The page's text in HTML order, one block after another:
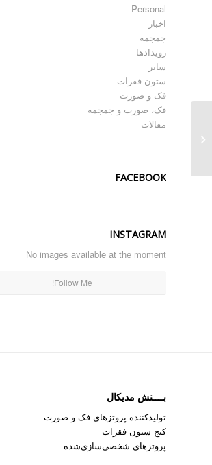
Personal
اخبار
جمجمه
رویدادها
سایر
ستون فقرات
فک و صورت
فک، صورت و جمجمه
مقالات
FACEBOOK
INSTAGRAM
No images available at the moment
Follow Me!
بــــنش مدیکال
تولیدکننده پروتزهای فک و صورت
کیج ستون فقرات
پروتزهای شخصی‌سازی‌شده
آینده پروتزهای کاستم مید